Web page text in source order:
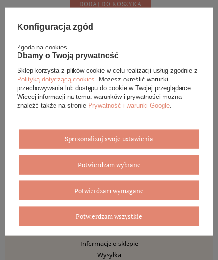
DODAJ DO KOSZYKA
Srebrna pozłacana bransoletka 925 perły syntetyczne 18-21
cm
159,00 zł
DODAJ DO KOSZYKA
Srebrna pozłacana bransoletka 925 łezka kropla 20 cm
199,00 zł
INFORMACJE
Informacje o sklepie
Wysyłka
Konfiguracja zgód
Zgoda na cookies
Dbamy o Twoją prywatność
Sklep korzysta z plików cookie w celu realizacji usług zgodnie z
Polityką dotyczącą cookies . Możesz określić warunki
przechowywania lub dostępu do cookie w Twojej przeglądarce.
Więcej informacji na temat warunków i prywatności można
znaleźć także na stronie Prywatność i warunki Google
Spersonalizuj swoje ustawienia
Potwierdzam wybrane
Potwierdzam wymagane
Potwierdzam wszystkie